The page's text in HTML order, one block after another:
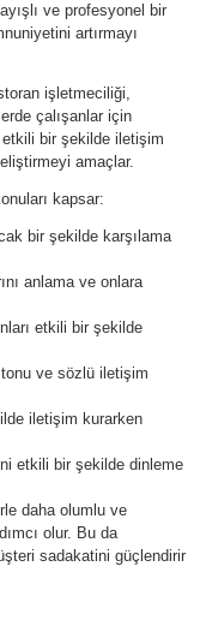
ve profesyonel bir
artırmayı
işletmeciliği,
çalışanlar için
etkili bir şekilde iletişim
amaçlar.
kapsar:
bir şekilde karşılama
anlama ve onlara
etkili bir şekilde
ve sözlü iletişim
iletişim kurarken
etkili bir şekilde dinleme
daha olumlu ve
olur. Bu da
sadakatini güçlendirir